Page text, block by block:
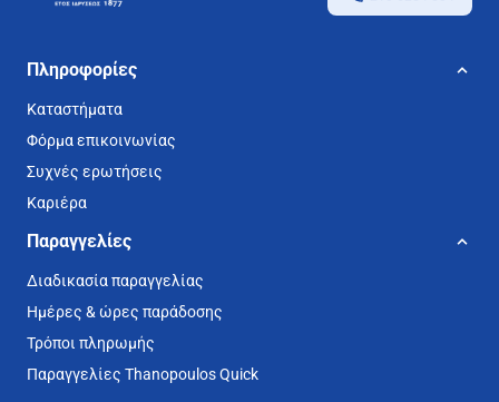
Πληροφορίες
Καταστήματα
Φόρμα επικοινωνίας
Συχνές ερωτήσεις
Καριέρα
Παραγγελίες
Διαδικασία παραγγελίας
Ημέρες & ώρες παράδοσης
Τρόποι πληρωμής
Παραγγελίες Thanopoulos Quick